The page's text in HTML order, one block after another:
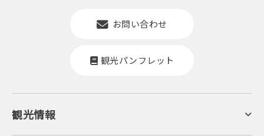
お問い合わせ
観光パンフレット
観光情報
京丹後について